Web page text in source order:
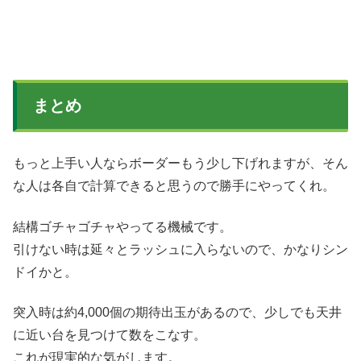
まとめ
もっと上手い人ならボーダーもう少し下げれますが、そん
な人は各自で計算できると思うので勝手にやってくれ。
結構ゴチャゴチャやってる機械です。
引けない時は延々とラッシュに入らないので、かなりシン
ドイかと。
突入時は約4,000個の期待出玉があるので、少しでも天井
に近い台を見つけて数をこなす。
これが現実的な気がします。